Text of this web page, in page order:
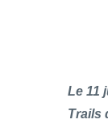
Le 11
Trails